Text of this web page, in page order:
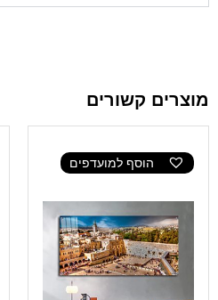
מוצרים קשורים
הוסף למועדפים